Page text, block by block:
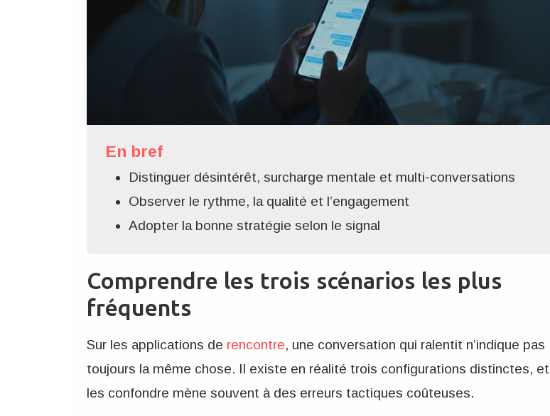
En bref
Distinguer désintérêt, surcharge mentale et multi-conversations
Observer le rythme, la qualité et l’engagement
Adopter la bonne stratégie selon le signal
Comprendre les trois scénarios les plus
fréquents
Sur les applications de rencontre, une conversation qui ralentit n’indique pas
toujours la même chose. Il existe en réalité trois configurations distinctes, et
les confondre mène souvent à des erreurs tactiques coûteuses.